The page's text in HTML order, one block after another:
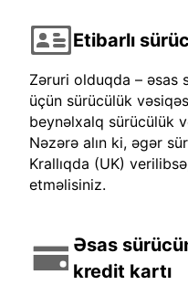
Etibarlı
Zəruri olduqda – əsas
üçün sürücülük
beynəlxalq sürücülük
Nəzərə alın ki, əgər
Krallıqda (UK)
etməlisiniz.
Əsas
kredit kartı